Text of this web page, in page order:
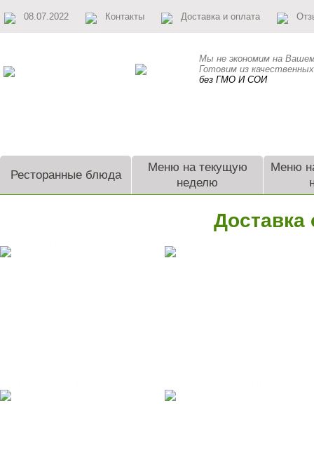
08.07.2022 Контакты Доставка и оплата
Мы не экономим на
Готовим из
без ГМО И СОИ
Ресторанные блюда
Меню на текущую
неделю
Меню
Доставка